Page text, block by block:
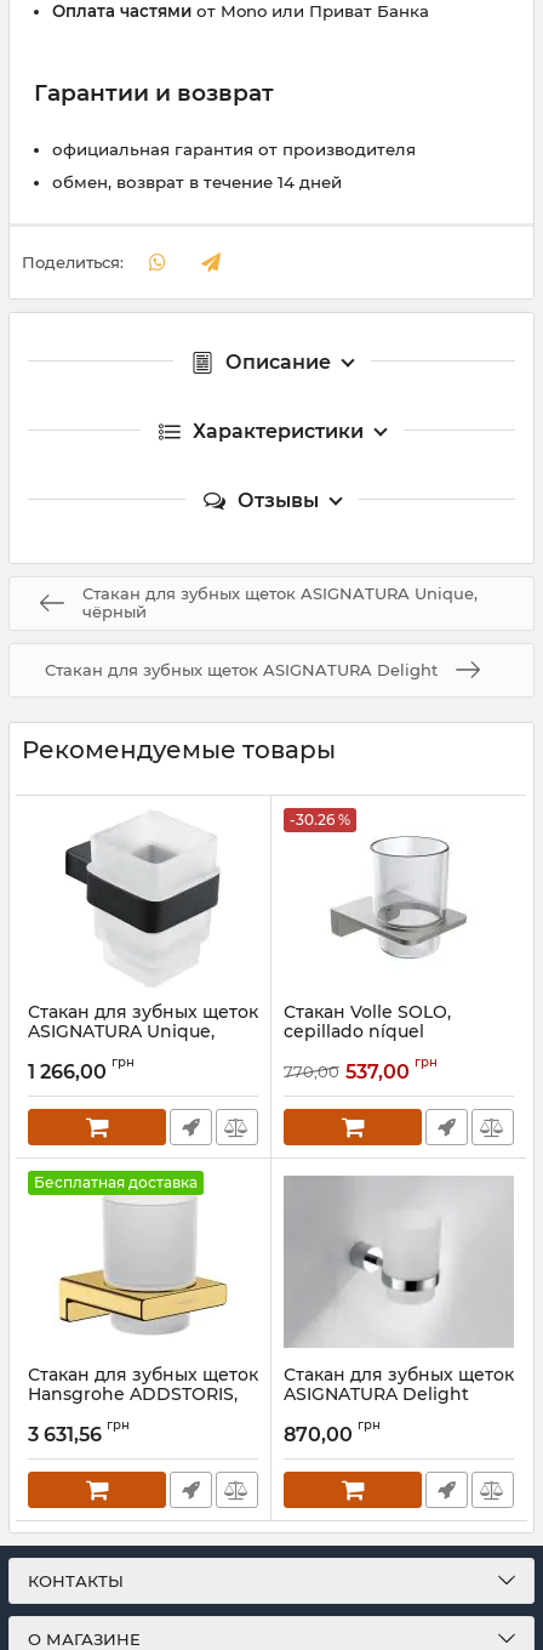
Оплата частями от Mono или Приват Банка
Гарантии и возврат
официальная гарантия от производителя
обмен, возврат в течение 14 дней
Поделиться:
Описание
Характеристики
Отзывы
Стакан для зубных щеток ASIGNATURA Unique,
чёрный
Стакан для зубных щеток ASIGNATURA Delight
Рекомендуемые товары
Стакан для зубных щеток
ASIGNATURA Unique,
Артикул:85601802
1 266,00 грн
-30.26 %
Стакан Volle SOLO,
cepillado níquel
770,00 537,00 грн
Бесплатная доставка
Стакан для зубных щеток
Hansgrohe ADDSTORIS,
Артикул:41749990
3 631,56 грн
Стакан для зубных щеток
ASIGNATURA Delight
870,00 грн
КОНТАКТЫ
О МАГАЗИНЕ